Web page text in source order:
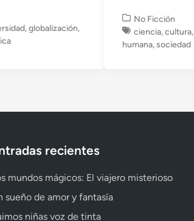
,globalización,
P
u
b
No Ficción
ciencia,cultura,
humana,sociedad
recientes
mundos mágicos: El viajero misterioso
sueño de amor y fantasía
niñas voz de tinta